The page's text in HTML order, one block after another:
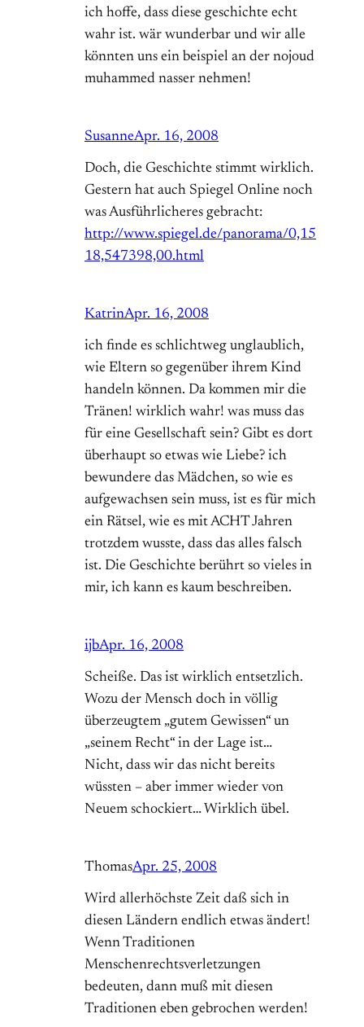
ich hoffe, dass diese geschichte echt
wahr ist. wär wunderbar und wir alle
könnten uns ein beispiel an der nojoud
muhammed nasser nehmen!
SusanneApr. 16, 2008
Doch, die Geschichte stimmt wirklich.
Gestern hat auch Spiegel Online noch
was Ausführlicheres gebracht:
http://www.spiegel.de/panorama/0,15
18,547398,00.html
KatrinApr. 16, 2008
ich finde es schlichtweg unglaublich,
wie Eltern so gegenüber ihrem Kind
handeln können. Da kommen mir die
Tränen! wirklich wahr! was muss das
für eine Gesellschaft sein? Gibt es dort
überhaupt so etwas wie Liebe? ich
bewundere das Mädchen, so wie es
aufgewachsen sein muss, ist es für mich
ein Rätsel, wie es mit ACHT Jahren
trotzdem wusste, dass das alles falsch
ist. Die Geschichte berührt so vieles in
mir, ich kann es kaum beschreiben.
ijbApr. 16, 2008
Scheiße. Das ist wirklich entsetzlich.
Wozu der Mensch doch in völlig
überzeugtem „gutem Gewissen“ un
„seinem Recht“ in der Lage ist…
Nicht, dass wir das nicht bereits
wüssten – aber immer wieder von
Neuem schockiert… Wirklich übel.
ThomasApr. 25, 2008
Wird allerhöchste Zeit daß sich in
diesen Ländern endlich etwas ändert!
Wenn Traditionen
Menschenrechtsverletzungen
bedeuten, dann muß mit diesen
Traditionen eben gebrochen werden!